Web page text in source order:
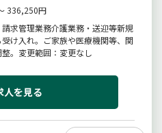
336,250円
求管理業務介護業務・送迎等新規
け入れ。ご家族や医療機関等、関
。変更範囲：変更なし
人を見る